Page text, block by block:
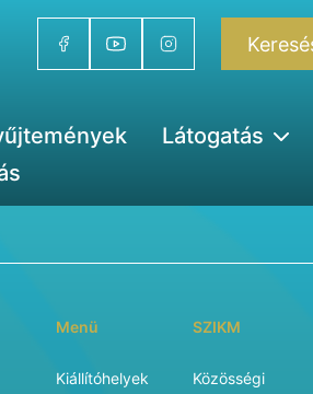
Látogatás
Menü
Kiállítóhelyek
SZIKM
Közösségi